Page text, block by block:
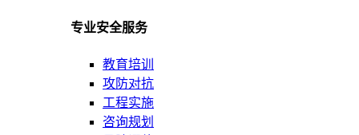
专业安全服务
教育培训
攻防对抗
工程实施
咨询规划